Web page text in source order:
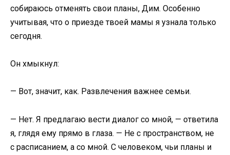
собираюсь отменять свои планы, Дим. Особенно
учитывая, что о приезде твоей мамы я узнала только
сегодня.
Он хмыкнул:
— Вот, значит, как. Развлечения важнее семьи.
— Нет. Я предлагаю вести диалог со мной, — ответила
я, глядя ему прямо в глаза. — Не с пространством, не
с расписанием, а со мной. С человеком, чьи планы и